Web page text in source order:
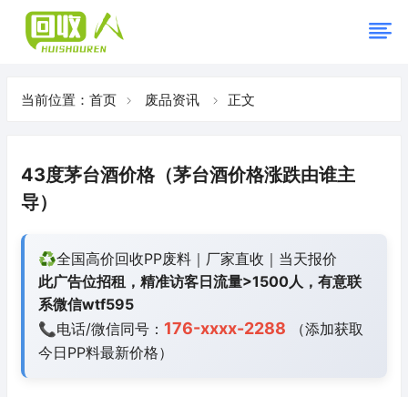
当前位置： 首页 废品资讯 正文
43度茅台酒价格（茅台酒价格涨跌由谁主
导）
♻️全国高价回收PP废料｜厂家直收｜当天报价
此广告位招租，精准访客日流量>1500人，有意联
系微信wtf595
📞电话/微信同号： 176-xxxx-2288 （添加获取
今日PP料最新价格）